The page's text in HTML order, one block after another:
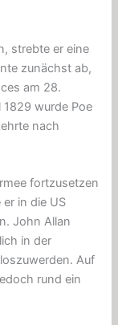
strebte er eine
zunächst ab,
am 28.
1829 wurde Poe
nach
fortzusetzen
in die US
John Allan
in der
Auf
rund ein